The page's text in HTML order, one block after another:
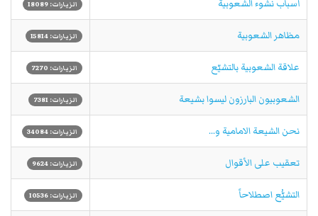
أسباب نشوء الشعوبية الزيارات: 18089
مظاهر الشعوبية الزيارات: 15814
علاقة الشعوبية بالتشيّع الزيارات: 7270
الشعوبيون البارزون ليسوا بشيعة الزيارات: 7381
نحن الشیعة الامامية و... الزيارات: 34084
تعقيب على الأقوال الزيارات: 9624
التشيُّع اصطلاحاً الزيارات: 10536